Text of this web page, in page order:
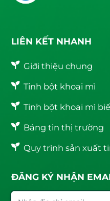
LIÊN KẾT NHANH
Giới thiệu chung
Tinh bột khoai mì
Tinh bột khoai mì
Bảng tin thị trường
Quy trình sản xuất
ĐĂNG KÝ NHẬN